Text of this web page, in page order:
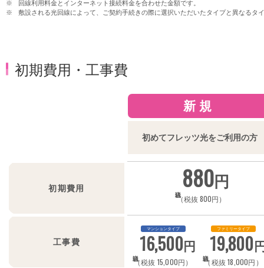
回線利用料金とインターネット接続料金を合わせた金額です。
敷設される光回線によって、ご契約手続きの際に選択いただいたタイプと異なるタ
初期費用・工事費
新規
初めてフレッツ光をご利用の方
初期費用 880円
（税抜 800円）
工事費
マンションタイプ
16,500円
（税抜 15,000円）
ファミリータイプ
19,800
（税抜 18,000円）